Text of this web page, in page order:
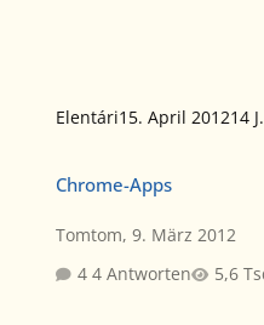
Elentári15. April 201214 J.
Chrome-Apps
Tomtom,9. März 2012
4 Antworten